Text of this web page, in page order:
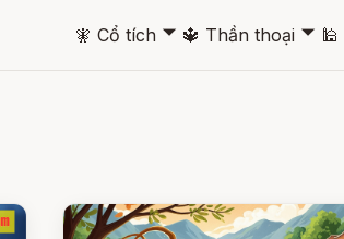
🧚 Cổ tích 🞃 🔱 Thần thoại 🞃 🕌